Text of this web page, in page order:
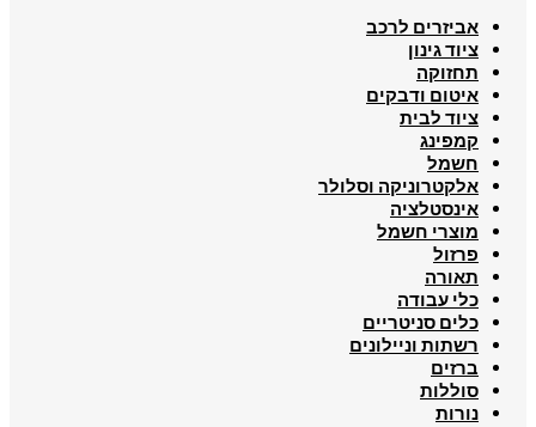
אביזרים לרכב
ציוד גינון
תחזוקה
איטום ודבקים
ציוד לבית
קמפינג
חשמל
אלקטרוניקה וסלולר
אינסטלציה
מוצרי חשמל
פרזול
תאורה
כלי עבודה
כלים סניטריים
רשתות וניילונים
ברזים
סוללות
נורות